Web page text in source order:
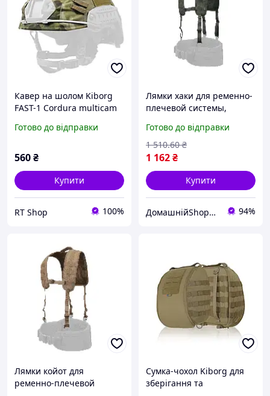
Кавер на шолом Kiborg
FAST-1 Cordura multicam
Готово до відправки
560₴
Купити
RT Shop 100%
Лямки хаки для ременно-
плечевой системы,
комфорт при ношении
Готово до відправки
1 162₴
1 510.60 ₴
Купити
ДомашнійShop🏡✨ - замовлення онлайн не виходячи з дому💕 94%
Лямки койот для
ременно-плечевой
Сумка-чохол Kiborg для
зберігання та